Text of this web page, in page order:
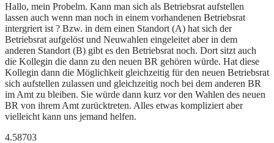
Hallo, mein Probelm. Kann man sich als Betriebsrat aufstellen
lassen auch wenn man noch in einem vorhandenen Betriebsrat
intergriert ist ? Bzw. in dem einen Standort (A) hat sich der
Betriebsrat aufgelöst und Neuwahlen eingeleitet aber in dem
anderen Standort (B) gibt es den Betriebsrat noch. Dort sitzt auch
die Kollegin die dann zu den neuen BR gehören würde. Hat diese
Kollegin dann die Möglichkeit gleichzeitig für den neuen Betriebsrat
sich aufstellen zulassen und gleichzeitig noch bei dem anderen BR
im Amt zu bleiben. Sie würde dann kurz vor den Wahlen des neuen
BR von ihrem Amt zurücktreten. Alles etwas kompliziert aber
vielleicht kann uns jemand helfen.
4.58703